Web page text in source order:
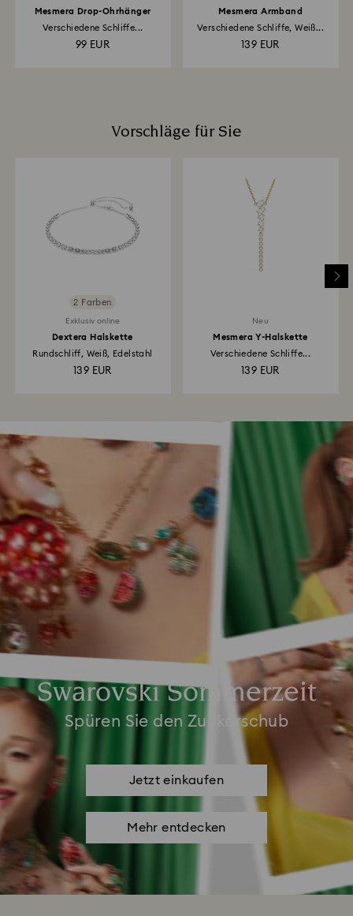
Mesmera Drop-Ohrhänger
Verschiedene Schliffe...
99 EUR
Mesmera Armband
Verschiedene Schliffe, Weiß...
139 EUR
Vorschläge für Sie
2 Farben
Exklusiv online
Dextera Halskette
Rundschliff, Weiß, Edelstahl
139 EUR
Neu
Mesmera Y-Halskette
Verschiedene Schliffe...
139 EUR
Swarovski Sommerzeit
Spüren Sie den Zuckerschub
Jetzt einkaufen
Mehr entdecken